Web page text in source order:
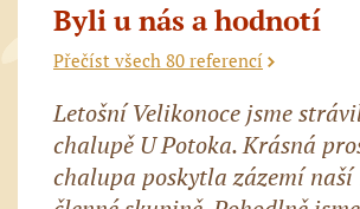
Byli u nás a hodnotí
Přečíst všech 80 referencí
Letošní Velikonoce jsme
chalupě U Potoka. Krásná
chalupa poskytla zázemí